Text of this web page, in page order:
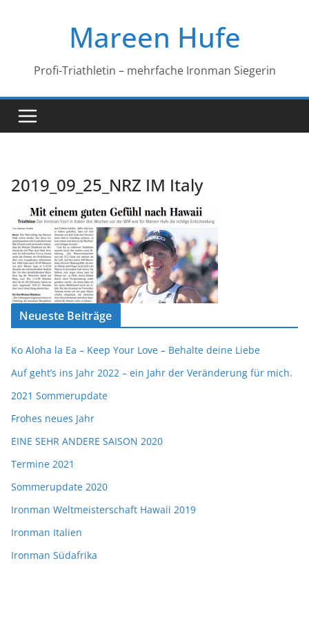
Mareen Hufe
Profi-Triathletin – mehrfache Ironman Siegerin
2019_09_25_NRZ IM Italy
Neueste Beiträge
Ko Aloha la Ea – Keep Your Love – Behalte deine Liebe
Auf geht’s ins Jahr 2022 – ein Jahr der Veränderung für mich.
2021 Sommerupdate
Frohes neues Jahr
EINE SEHR ANDERE SAISON 2020
Termine 2021
Sommerupdate 2020
Ironman Weltmeisterschaft Hawaii 2019
Ironman Italien
Ironman Südafrika